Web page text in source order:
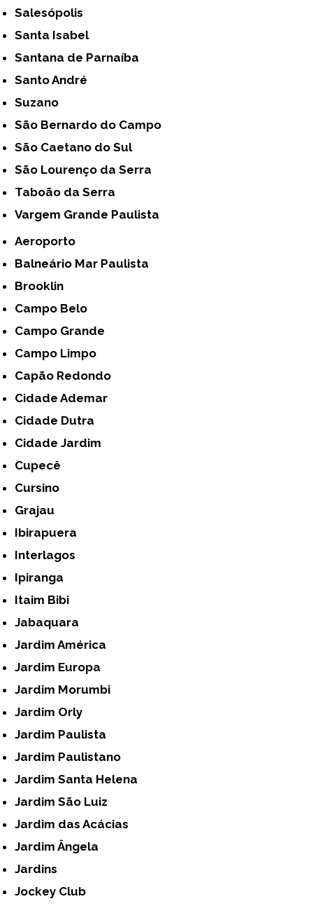
Salesópolis
Santa Isabel
Santana de Parnaíba
Santo André
Suzano
São Bernardo do Campo
São Caetano do Sul
São Lourenço da Serra
Taboão da Serra
Vargem Grande Paulista
Aeroporto
Balneário Mar Paulista
Brooklin
Campo Belo
Campo Grande
Campo Limpo
Capão Redondo
Cidade Ademar
Cidade Dutra
Cidade Jardim
Cupecê
Cursino
Grajau
Ibirapuera
Interlagos
Ipiranga
Itaim Bibi
Jabaquara
Jardim América
Jardim Europa
Jardim Morumbi
Jardim Orly
Jardim Paulista
Jardim Paulistano
Jardim Santa Helena
Jardim São Luiz
Jardim das Acácias
Jardim Ângela
Jardins
Jockey Club